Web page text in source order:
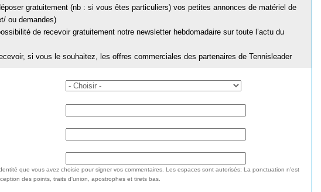
gratuitement (nb : si vous êtes particuliers) vos petites annonces de matériel de
ou demandes)
de recevoir gratuitement notre newsletter hebdomadaire sur toute l’actu du
si vous le souhaitez, les offres commerciales des partenaires de Tennisleader
que vous avez choisie pour signer vos commentaires. Les espaces sont autorisés; La ponctuation n'est
des points, traits d'union, apostrophes et tirets bas.